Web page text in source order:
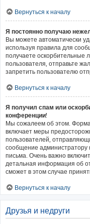
Вернуться к началу
Я постоянно получаю
Вы можете автоматически
используя правила для
получаете оскорбительные
пользователя, отправьте
запретить пользователю
Вернуться к началу
Я получил спам или
конференции!
Мы сожалеем об этом.
включает меры
пользователей,
сообщение администратору
письма. Очень важно
детальная информация об
сможет в этом случае
Вернуться к началу
Друзья и недруги